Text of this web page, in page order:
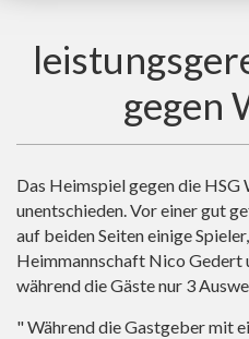
gegen
Das Heimspiel gegen die
unentschieden. Vor einer gut
auf beiden Seiten einige
Heimmannschaft Nico Gedert
während die Gäste nur 3
" Während die Gastgeber mit